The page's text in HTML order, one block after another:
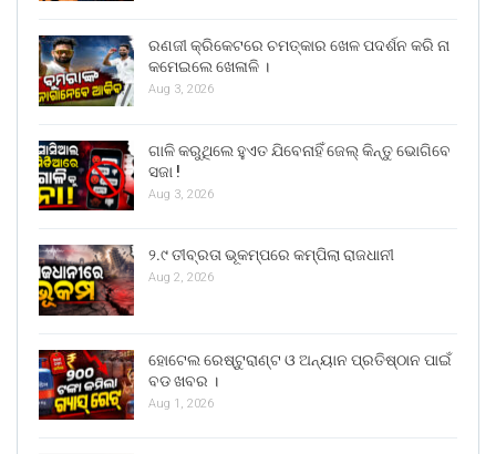
ରଣଜୀ କ୍ରିକେଟରେ ଚମତ୍କାର ଖେଳ ପଦର୍ଶନ କରି ନା
କମେଇଲେ ଖେଳାଳି ।
Aug 3, 2026
ଗାଳି କରୁଥିଲେ ହୁଏତ ଯିବେନାହିଁ ଜେଲ୍ କିନ୍ତୁ ଭୋଗିବେ
ସଜା !
Aug 3, 2026
୨.୯ ତୀବ୍ରତା ଭୂକମ୍ପରେ କମ୍ପିଲା ରାଜଧାନୀ
Aug 2, 2026
ହୋଟେଲ ରେଷ୍ଟୁରାଣ୍ଟ ଓ ଅନ୍ୟାନ ପ୍ରତିଷ୍ଠାନ ପାଇଁ
ବଡ ଖବର ।
Aug 1, 2026